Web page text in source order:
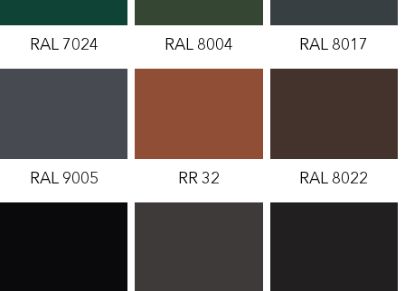
RAL 7024 RAL 8004 RAL 8017
RAL 9005 RR 32 RAL 8022